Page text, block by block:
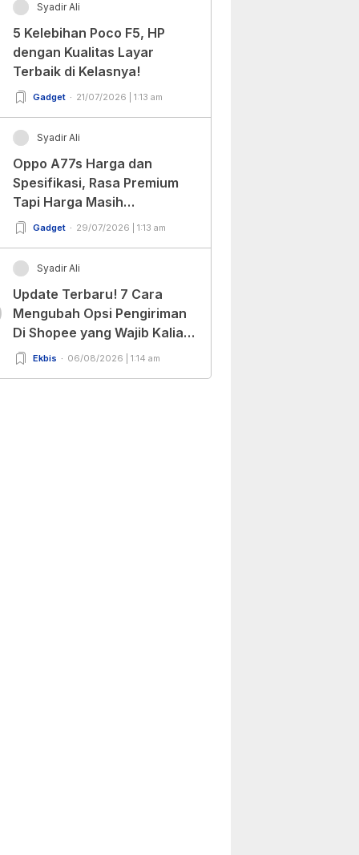
Syadir Ali
5 Kelebihan Poco F5, HP
dengan Kualitas Layar
Terbaik di Kelasnya!
Gadget 21/07/2026 | 1:13 am
Syadir Ali
Oppo A77s Harga dan
Spesifikasi, Rasa Premium
Tapi Harga Masih
Bersahabat!
Gadget 29/07/2026 | 1:13 am
Syadir Ali
Update Terbaru! 7 Cara
Mengubah Opsi Pengiriman
Di Shopee yang Wajib Kalian
Ketahui!
Ekbis 06/08/2026 | 1:14 am